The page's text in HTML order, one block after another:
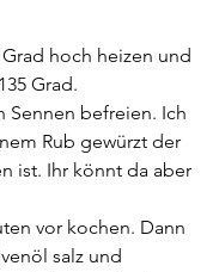
hoch heizen und
Grad.
Sennen befreien. Ich
Rub gewürzt der
ist. Ihr könnt da aber
vor kochen. Dann
salz und